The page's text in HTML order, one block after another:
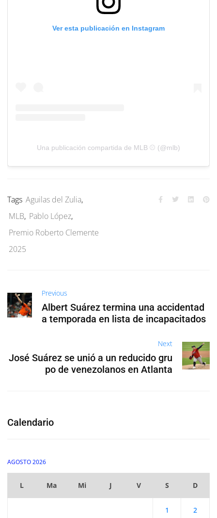
Ver esta publicación en Instagram
Una publicación compartida de MLB ⚾ (@mlb)
Tags Aguilas del Zulia,
MLB, Pablo López,
Premio Roberto Clemente
2025
Previous
Albert Suárez termina una accidentad
a temporada en lista de incapacitados
Next
José Suárez se unió a un reducido gru
po de venezolanos en Atlanta
Calendario
AGOSTO 2026
L Ma Mi J V S D
1 2